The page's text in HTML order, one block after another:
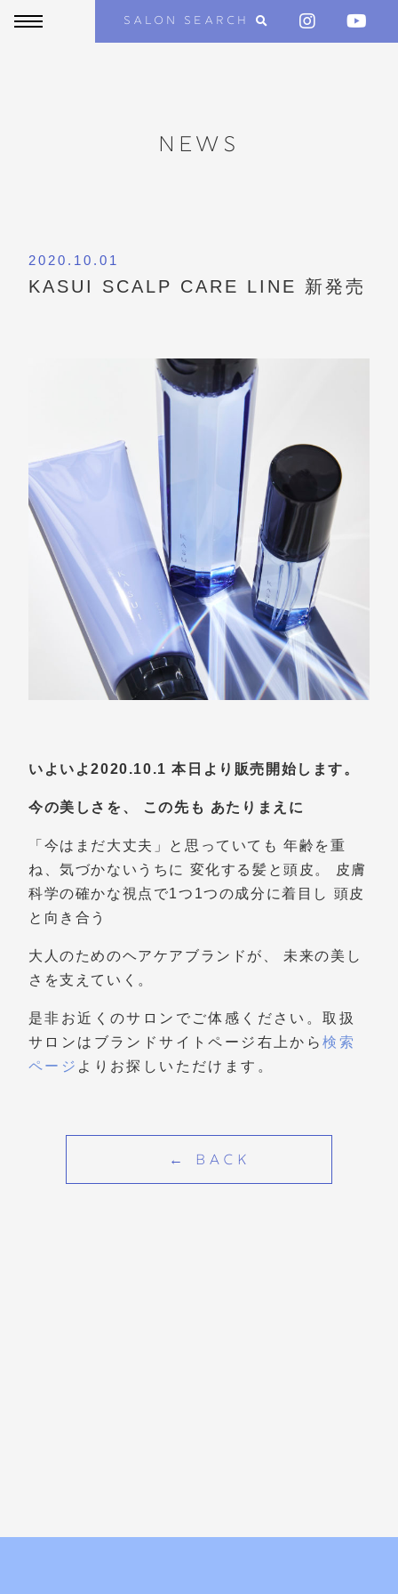
SALON SEARCH
NEWS
2020.10.01
KASUI SCALP CARE LINE 新発売
いよいよ2020.10.1 本日より販売開始します。
今の美しさを、 この先も あたりまえに
「今はまだ大丈夫」と思っていても 年齢を重
ね、気づかないうちに 変化する髪と頭皮。
皮膚
科学の確かな視点で1つ1つの成分に着目し 頭皮
と向き合う
大人のためのヘアケアブランドが、
未来の美し
さを支えていく。
是非お近くのサロンでご体感ください。取扱
サロンはブランドサイトページ右上から検索
ページ よりお探しいただけます。
← BACK